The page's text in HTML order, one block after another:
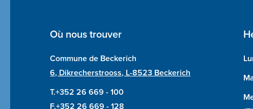
Où nous trouver
Commune de Beckerich
6, Dikrecherstrooss, L-8523 Beckerich
T.+352 26 669 - 100
F.+352 26 669 - 128